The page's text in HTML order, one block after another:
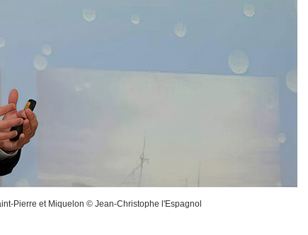
Pierre et Miquelon © Jean-Christophe l'Espagnol